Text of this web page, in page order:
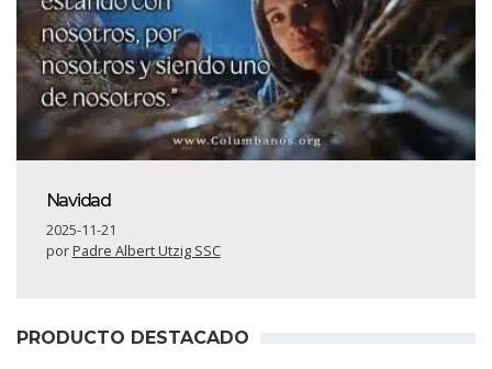
Navidad
2025-11-21
porPadre Albert Utzig SSC
PRODUCTO DESTACADO